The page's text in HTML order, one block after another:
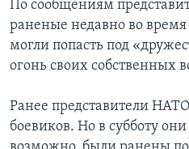
поискДИСКУССИЯ VOA
НЬЮ-ЙОРК NEW YORK
АРТЕФАКТЫ
АМЕРИКАНСКИЕ ГОРОДКИ
ТЕСТЫ
ЗА СВОБОДУ ПРЕССЫ
УЧИМ АНГЛИЙСКИЙ
ВИДЕО
Learning English
По сообщениям
раненые недавно во
могли попасть под
огонь своих собственных
Ранее представители
боевиков. Но в субботу